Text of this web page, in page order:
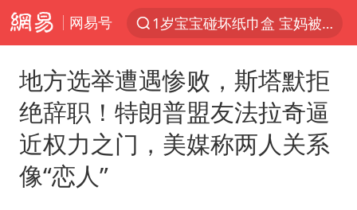
网易号
以“新”破局 首发经济点亮城市消费活力
台风白海豚逼近 暴雨大暴雨来袭
47岁妈妈突然产女 26岁女儿：很震惊
阿根廷足协发文力挺因凡蒂诺
地方选举遭遇惨败，斯塔默拒
绝辞职！特朗普盟友法拉奇逼
近权力之门，美媒称两人关系
像“恋人”